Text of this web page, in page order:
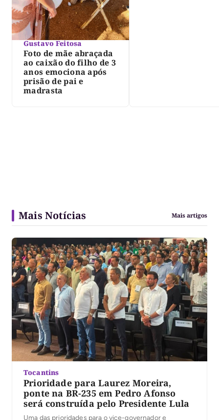
Gustavo Feitosa
Foto de mãe abraçada
ao caixão do filho de 3
anos emociona após
prisão de pai e
madrasta
Mais Notícias Mais artigos
Tocantins
Prioridade para Laurez Moreira,
ponte na BR-235 em Pedro Afonso
será construída pelo Presidente Lula
Uma das prioridades para o vice-governador e